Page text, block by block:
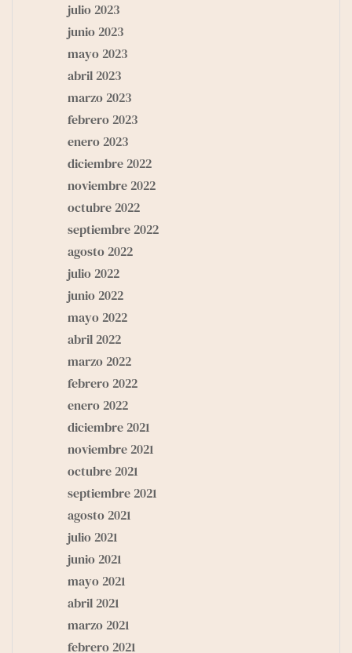
julio 2023
junio 2023
mayo 2023
abril 2023
marzo 2023
febrero 2023
enero 2023
diciembre 2022
noviembre 2022
octubre 2022
septiembre 2022
agosto 2022
julio 2022
junio 2022
mayo 2022
abril 2022
marzo 2022
febrero 2022
enero 2022
diciembre 2021
noviembre 2021
octubre 2021
septiembre 2021
agosto 2021
julio 2021
junio 2021
mayo 2021
abril 2021
marzo 2021
febrero 2021